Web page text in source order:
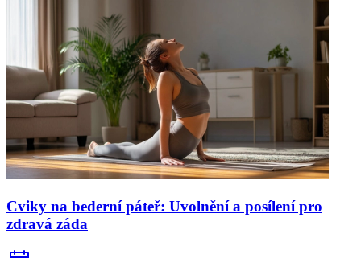
Cviky na bederní páteř: Uvolnění a posílení pro
zdravá záda